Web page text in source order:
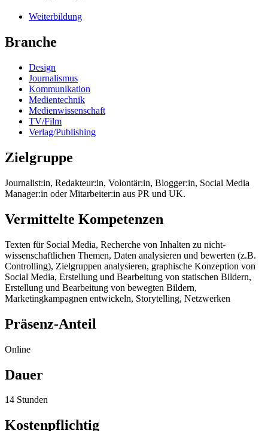
Weiterbildung
Branche
Design
Journalismus
Kommunikation
Medientechnik
Medienwissenschaft
TV/Film
Verlag/Publishing
Zielgruppe
Journalist:in, Redakteur:in, Volontär:in, Blogger:in, Social Media
Manager:in oder Mitarbeiter:in aus PR und UK.
Vermittelte Kompetenzen
Texten für Social Media, Recherche von Inhalten zu nicht-
wissenschaftlichen Themen, Daten analysieren und bewerten (z.B.
Controlling), Zielgruppen analysieren, graphische Konzeption von
Social Media, Erstellung und Bearbeitung von statischen Bildern,
Erstellung und Bearbeitung von bewegten Bildern,
Marketingkampagnen entwickeln, Storytelling, Netzwerken
Präsenz-Anteil
Online
Dauer
14 Stunden
Kostenpflichtig